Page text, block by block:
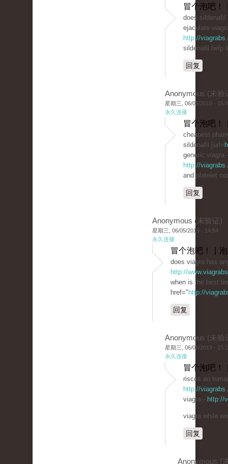
冒个泡吧！
does sildenafil
ejaculate
http://
sildenafil help
回复
Anonymous (未验
星期三, 06/05/2019 -
永久连接
冒个泡吧！
cheapest
sildenafil [url=
generic viagra -
http://
and platelet
回复
Anonymous (未验证)
星期三, 06/05/2019 - 14:54
永久连接
冒个泡吧！ |
does viagra has
http://
when is the best
href=" http://
回复
Anonymous (未验
星期三, 06/05/2019 -
永久连接
冒个泡吧！
riscos ao
http://
viagra - http://
viagra while
回复
Anonymous (